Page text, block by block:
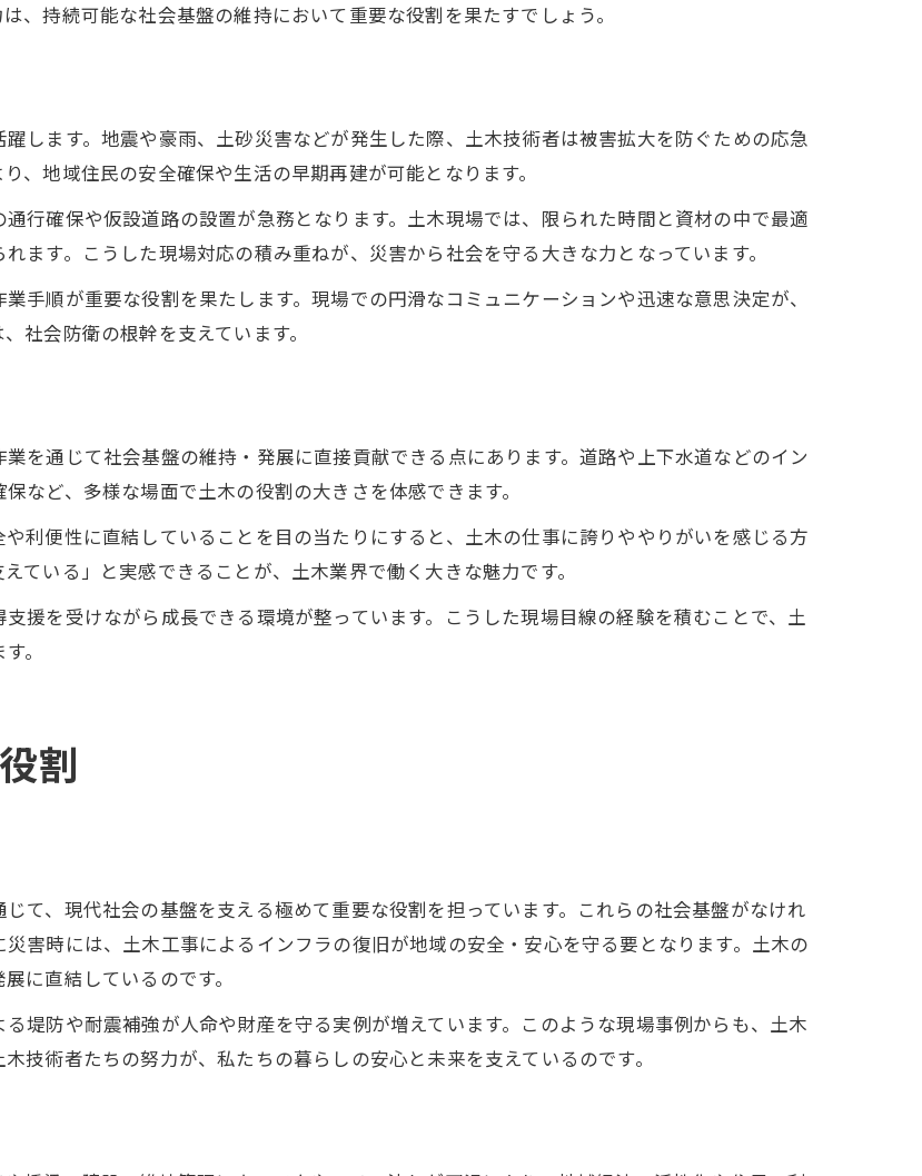
、持続可能な社会基盤の維持において重要な役割を果たすでしょう。
します。地震や豪雨、土砂災害などが発生した際、土木技術者は被害拡大を防ぐための応急
、地域住民の安全確保や生活の早期再建が可能となります。
行確保や仮設道路の設置が急務となります。土木現場では、限られた時間と資材の中で最適
ます。こうした現場対応の積み重ねが、災害から社会を守る大きな力となっています。
手順が重要な役割を果たします。現場での円滑なコミュニケーションや迅速な意思決定が、
社会防衛の根幹を支えています。
を通じて社会基盤の維持・発展に直接貢献できる点にあります。道路や上下水道などのイン
など、多様な場面で土木の役割の大きさを体感できます。
利便性に直結していることを目の当たりにすると、土木の仕事に誇りややりがいを感じる方
ている」と実感できることが、土木業界で働く大きな魅力です。
援を受けながら成長できる環境が整っています。こうした現場目線の経験を積むことで、土
。
割
て、現代社会の基盤を支える極めて重要な役割を担っています。これらの社会基盤がなけれ
害時には、土木工事によるインフラの復旧が地域の安全・安心を守る要となります。土木の
に直結しているのです。
堤防や耐震補強が人命や財産を守る実例が増えています。このような現場事例からも、土木
技術者たちの努力が、私たちの暮らしの安心と未来を支えているのです。